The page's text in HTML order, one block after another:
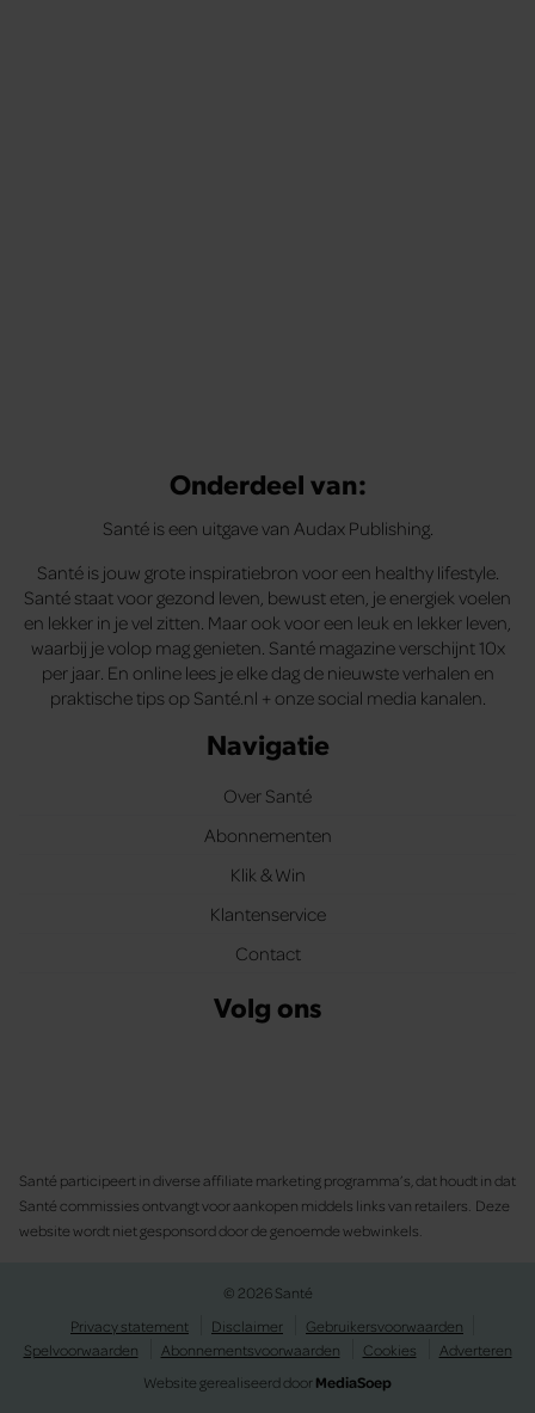
Onderdeel van:
Santé is een uitgave van Audax Publishing.
Santé is jouw grote inspiratiebron voor een healthy lifestyle.
Santé staat voor gezond leven, bewust eten, je energiek voelen
en lekker in je vel zitten. Maar ook voor een leuk en lekker leven,
waarbij je volop mag genieten. Santé magazine verschijnt 10x
per jaar. En online lees je elke dag de nieuwste verhalen en
praktische tips op Santé.nl + onze social media kanalen.
Navigatie
Over Santé
Abonnementen
Klik & Win
Klantenservice
Contact
Volg ons
Santé participeert in diverse affiliate marketing programma’s, dat houdt in dat
Santé commissies ontvangt voor aankopen middels links van retailers. Deze
website wordt niet gesponsord door de genoemde webwinkels.
© 2026 Santé
Privacy statement
Disclaimer
Gebruikersvoorwaarden
Spelvoorwaarden
Abonnementsvoorwaarden Cookies
Adverteren
Website gerealiseerd doorMediaSoep